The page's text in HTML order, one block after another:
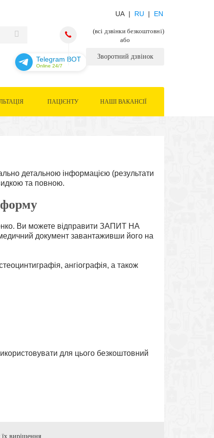
(всі дзвінки безкоштовні)
або
Зворотний дзвінок
UA | RU | EN
Telegram BOT
Online 24/7
ПАЦІЄНТУ НАШІ ВАКАНСІЇ
детальною інформацією (результати
та повною.
форму
Ви можете відправити ЗАПИТ НА
документ завантаживши його на
ангіографія, а також
для цього безкоштовний
вирішення